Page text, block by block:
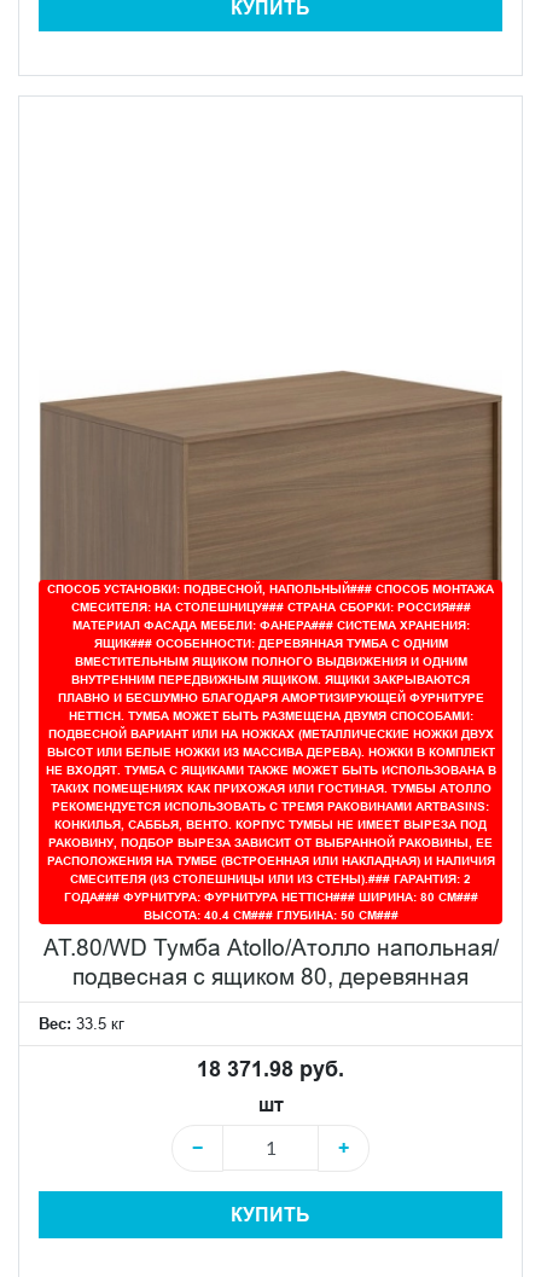
КУПИТЬ
СПОСОБ УСТАНОВКИ: ПОДВЕСНОЙ, НАПОЛЬНЫЙ### СПОСОБ МОНТАЖА
СМЕСИТЕЛЯ: НА СТОЛЕШНИЦУ### СТРАНА СБОРКИ: РОССИЯ###
МАТЕРИАЛ ФАСАДА МЕБЕЛИ: ФАНЕРА### СИСТЕМА ХРАНЕНИЯ:
ЯЩИК### ОСОБЕННОСТИ: ДЕРЕВЯННАЯ ТУМБА С ОДНИМ
ВМЕСТИТЕЛЬНЫМ ЯЩИКОМ ПОЛНОГО ВЫДВИЖЕНИЯ И ОДНИМ
ВНУТРЕННИМ ПЕРЕДВИЖНЫМ ЯЩИКОМ. ЯЩИКИ ЗАКРЫВАЮТСЯ
ПЛАВНО И БЕСШУМНО БЛАГОДАРЯ АМОРТИЗИРУЮЩЕЙ ФУРНИТУРЕ
HETTICH. ТУМБА МОЖЕТ БЫТЬ РАЗМЕЩЕНА ДВУМЯ СПОСОБАМИ:
ПОДВЕСНОЙ ВАРИАНТ ИЛИ НА НОЖКАХ (МЕТАЛЛИЧЕСКИЕ НОЖКИ ДВУХ
ВЫСОТ ИЛИ БЕЛЫЕ НОЖКИ ИЗ МАССИВА ДЕРЕВА). НОЖКИ В КОМПЛЕКТ
НЕ ВХОДЯТ. ТУМБА С ЯЩИКАМИ ТАКЖЕ МОЖЕТ БЫТЬ ИСПОЛЬЗОВАНА В
ТАКИХ ПОМЕЩЕНИЯХ КАК ПРИХОЖАЯ ИЛИ ГОСТИНАЯ. ТУМБЫ АТОЛЛО
РЕКОМЕНДУЕТСЯ ИСПОЛЬЗОВАТЬ С ТРЕМЯ РАКОВИНАМИ ARTBASINS:
КОНКИЛЬЯ, САББЬЯ, ВЕНТО. КОРПУС ТУМБЫ НЕ ИМЕЕТ ВЫРЕЗА ПОД
РАКОВИНУ, ПОДБОР ВЫРЕЗА ЗАВИСИТ ОТ ВЫБРАННОЙ РАКОВИНЫ, ЕЕ
РАСПОЛОЖЕНИЯ НА ТУМБЕ (ВСТРОЕННАЯ ИЛИ НАКЛАДНАЯ) И НАЛИЧИЯ
СМЕСИТЕЛЯ (ИЗ СТОЛЕШНИЦЫ ИЛИ ИЗ СТЕНЫ).### ГАРАНТИЯ: 2
ГОДА### ФУРНИТУРА: ФУРНИТУРА HETTICH### ШИРИНА: 80 СМ###
ВЫСОТА: 40.4 СМ### ГЛУБИНА: 50 СМ###
AT.80/WD Тумба Atollo/Атолло напольная/
подвесная с ящиком 80, деревянная
Вес: 33.5 кг
18 371.98 руб.
шт
−
+
КУПИТЬ